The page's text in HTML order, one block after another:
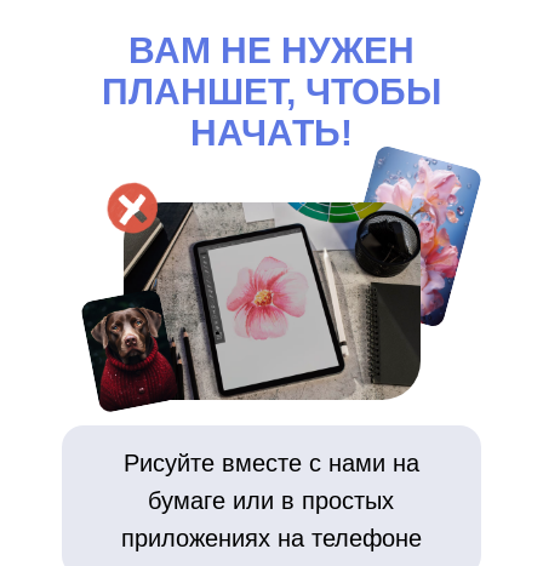
ВАМ НЕ НУЖЕН
ПЛАНШЕТ, ЧТОБЫ
НАЧАТЬ!
Рисуйте вместе с нами на
бумаге или в простых
приложениях на телефоне
Бонус за регистрацию - «Сердце и
лестница» по 3D рисованию
Бонус за участие в первом дне -
видеоурок «Цветок акрилом»
Видеоурок «Котенок акрилом»